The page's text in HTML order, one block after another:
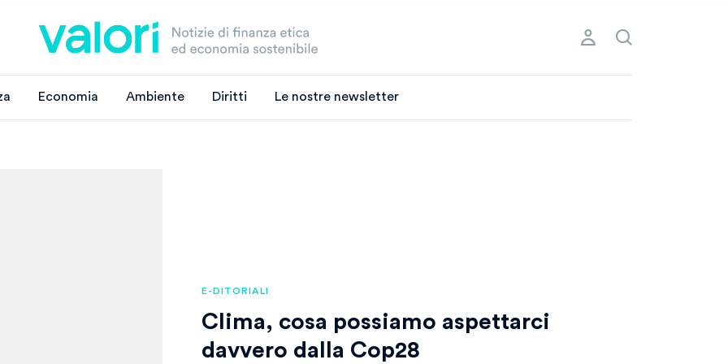
Economia Ambiente Diritti Le nostre newsletter
E-DITORIALI
Clima, cosa possiamo aspettarci
davvero dalla Cop28